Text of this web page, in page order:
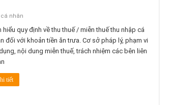
nhân
hiểu quy định về thu thuế / miễn thuế thu nhập cá
đối với khoản tiền ăn trưa. Cơ sở pháp lý, phạm vi
nội dung miễn thuế, trách nhiệm các bên liên
tiết